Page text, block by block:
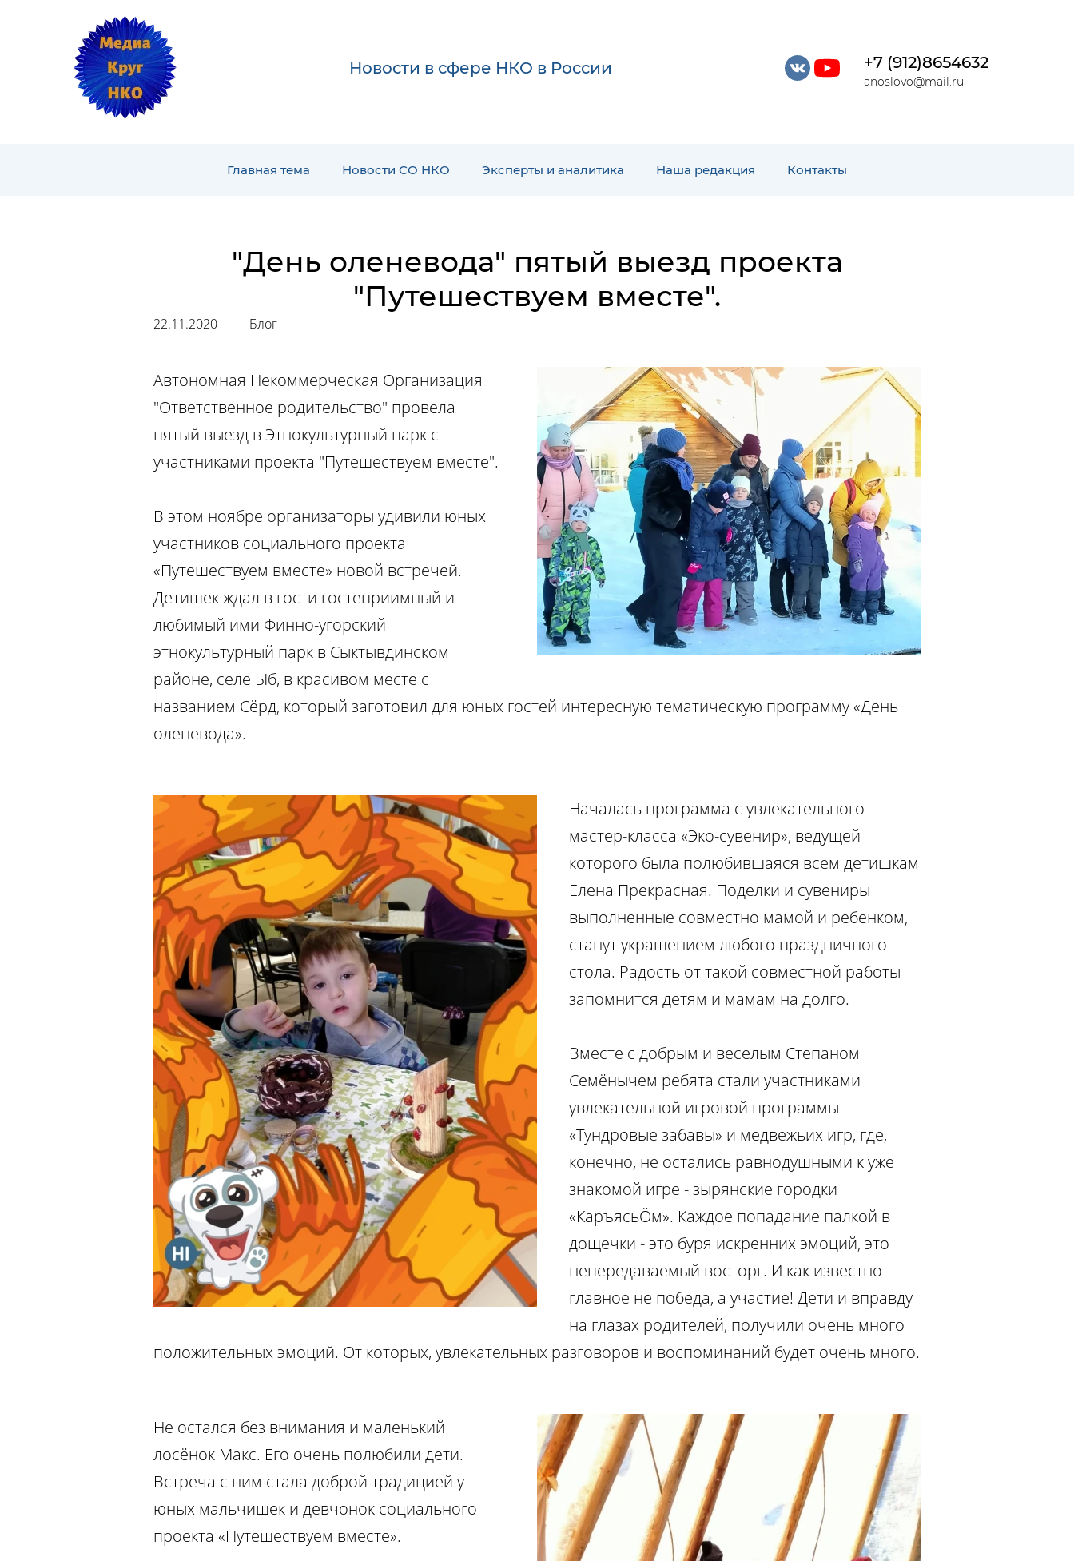
Новости в сфере НКО в России +7 (912)8654632
anoslovo@mail.ru
Главная тема Новости СО НКО Эксперты и аналитика Наша редакция Контакты
"День оленевода" пятый выезд проекта
"Путешествуем вместе".
22.11.2020 Блог
Автономная Некоммерческая Организация
"Ответственное родительство" провела
пятый выезд в Этнокультурный парк с
участниками проекта "Путешествуем вместе".
В этом ноябре организаторы удивили юных
участников социального проекта
«Путешествуем вместе» новой встречей.
Детишек ждал в гости гостеприимный и
любимый ими Финно-угорский
этнокультурный парк в Сыктывдинском
районе, селе Ыб, в красивом месте с
названием Сёрд, который заготовил для юных гостей интересную тематическую программу «День
оленевода».
Началась программа с увлекательного
мастер-класса «Эко-сувенир», ведущей
которого была полюбившаяся всем детишкам
Елена Прекрасная. Поделки и сувениры
выполненные совместно мамой и ребенком,
станут украшением любого праздничного
стола. Радость от такой совместной работы
запомнится детям и мамам на долго.
Вместе с добрым и веселым Степаном
Семёнычем ребята стали участниками
увлекательной игровой программы
«Тундровые забавы» и медвежьих игр, где,
конечно, не остались равнодушными к уже
знакомой игре - зырянские городки
«КаръясьÖм». Каждое попадание палкой в
дощечки - это буря искренних эмоций, это
непередаваемый восторг. И как известно
главное не победа, а участие! Дети и вправду
на глазах родителей, получили очень много
положительных эмоций. От которых, увлекательных разговоров и воспоминаний будет очень много.
Не остался без внимания и маленький
лосёнок Макс. Его очень полюбили дети.
Встреча с ним стала доброй традицией у
юных мальчишек и девчонок социального
проекта «Путешествуем вместе».